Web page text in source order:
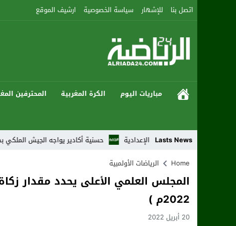
اتصل بنا للإشهار سياسة الخصوصية ارشيف الموقع
مباريات اليوم الكرة المغربية المحترفين
Lasts News
من النزالات الإعدادية
حسنية أكادير يواجه الجيش الملكي بطموح العودة
Home
الرياضات الأولمبية
2022م )
20 أبريل 2022